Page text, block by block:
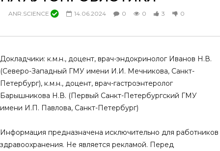
диабетом снизить тягу к сладкому:
06.12.2024
диабет. Есть ли
0
0 1 0
ANR.SCIENCE 14.06.2024 0 0 3 0
Докладчики: к.м.н., доцент, врач-эндокринолог Иванов Н.В.
(Северо-Западный ГМУ имени И.И. Мечникова, Санкт-
Петербург), к.м.н., доцент, врач-гастроэнтеролог
Барышникова Н.В. (Первый Санкт-Петербургский ГМУ
имени И.П. Павлова, Санкт-Петербург)
Информация предназначена исключительно для работников
здравоохранения. Не является рекламой. Перед